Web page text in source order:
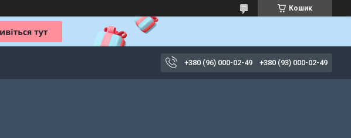
Кошик
+380 (96) 000-02-49 +380 (93) 000-02-49